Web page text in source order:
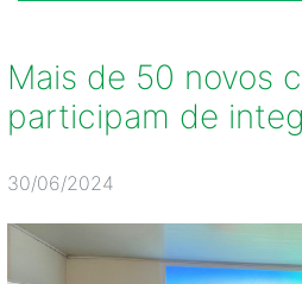
Mais de 50 novos
participam de
30/06/2024